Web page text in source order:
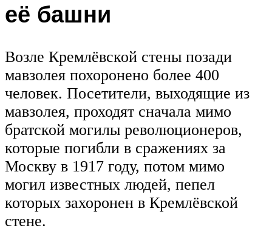
её башни
Возле Кремлёвской стены позади
мавзолея похоронено более 400
человек. Посетители, выходящие из
мавзолея, проходят сначала мимо
братской могилы революционеров,
которые погибли в сражениях за
Москву в 1917 году, потом мимо
могил известных людей, пепел
которых захоронен в Кремлёвской
стене.